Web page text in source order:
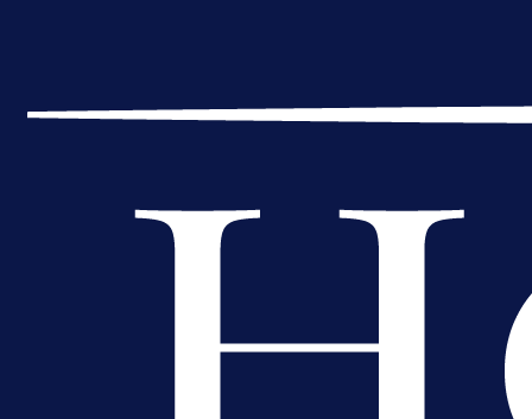
postati novo pojačanje Hajduka!